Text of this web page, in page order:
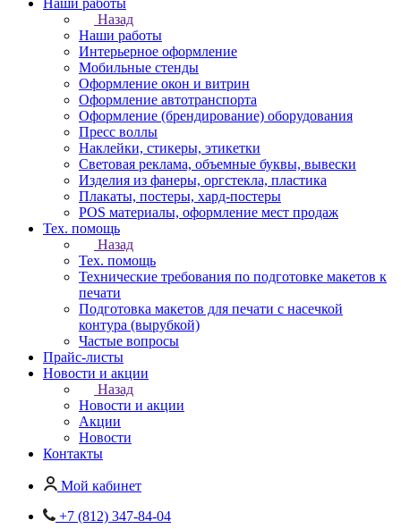
Наши работы
Назад
Наши работы
Интерьерное оформление
Мобильные стенды
Оформление окон и витрин
Оформление автотранспорта
Оформление (брендирование) оборудования
Пресс воллы
Наклейки, стикеры, этикетки
Световая реклама, объемные буквы, вывески
Изделия из фанеры, оргстекла, пластика
Плакаты, постеры, хард-постеры
POS материалы, оформление мест продаж
Тех. помощь
Назад
Тех. помощь
Технические требования по подготовке макетов к
печати
Подготовка макетов для печати с насечкой
контура (вырубкой)
Частые вопросы
Прайс-листы
Новости и акции
Назад
Новости и акции
Акции
Новости
Контакты
Мой кабинет
+7 (812) 347-84-04